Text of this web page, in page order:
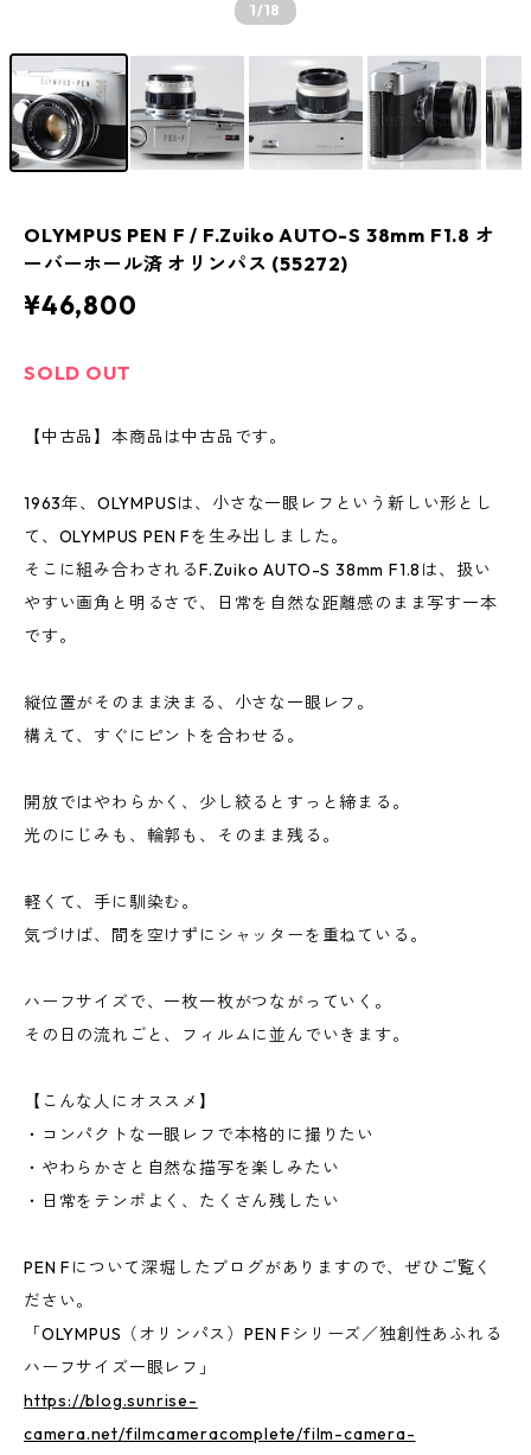
1/18
OLYMPUS PEN F / F.Zuiko AUTO-S 38mm F1.8 オ
ーバーホール済 オリンパス (55272)
¥46,800
SOLD OUT
【中古品】本商品は中古品です。
1963年、OLYMPUSは、小さな一眼レフという新しい形とし
て、OLYMPUS PEN Fを生み出しました。
そこに組み合わされるF.Zuiko AUTO-S 38mm F1.8は、扱い
やすい画角と明るさで、日常を自然な距離感のまま写す一本
です。
縦位置がそのまま決まる、小さな一眼レフ。
構えて、すぐにピントを合わせる。
開放ではやわらかく、少し絞るとすっと締まる。
光のにじみも、輪郭も、そのまま残る。
軽くて、手に馴染む。
気づけば、間を空けずにシャッターを重ねている。
ハーフサイズで、一枚一枚がつながっていく。
その日の流れごと、フィルムに並んでいきます。
【こんな人にオススメ】
・コンパクトな一眼レフで本格的に撮りたい
・やわらかさと自然な描写を楽しみたい
・日常をテンポよく、たくさん残したい
PEN Fについて深堀したブログがありますので、ぜひご覧く
ださい。
「OLYMPUS（オリンパス）PEN Fシリーズ／独創性あふれる
ハーフサイズ一眼レフ」
https://blog.sunrise-
camera.net/filmcameracomplete/film-camera-